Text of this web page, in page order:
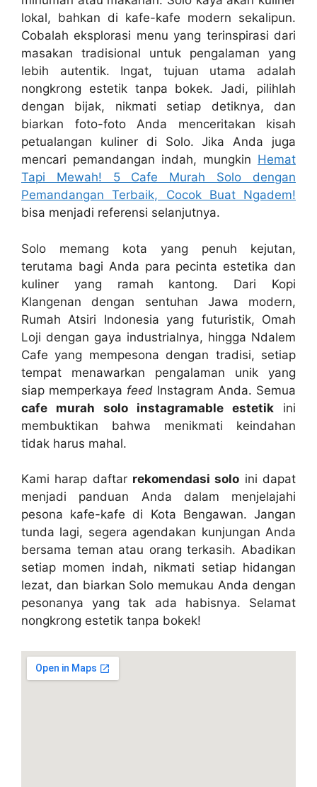
lokal, bahkan di kafe-kafe modern sekalipun.
Cobalah eksplorasi menu yang terinspirasi dari
masakan tradisional untuk pengalaman yang
lebih autentik. Ingat, tujuan utama adalah
nongkrong estetik tanpa bokek. Jadi, pilihlah
dengan bijak, nikmati setiap detiknya, dan
biarkan foto-foto Anda menceritakan kisah
petualangan kuliner di Solo. Jika Anda juga
mencari pemandangan indah, mungkin Hemat
Tapi Mewah! 5 Cafe Murah Solo dengan
Pemandangan Terbaik, Cocok Buat Ngadem!
bisa menjadi referensi selanjutnya.
Solo memang kota yang penuh kejutan,
terutama bagi Anda para pecinta estetika dan
kuliner yang ramah kantong. Dari Kopi
Klangenan dengan sentuhan Jawa modern,
Rumah Atsiri Indonesia yang futuristik, Omah
Loji dengan gaya industrialnya, hingga Ndalem
Cafe yang mempesona dengan tradisi, setiap
tempat menawarkan pengalaman unik yang
siap memperkaya feed Instagram Anda. Semua
cafe murah solo instagramable estetik ini
membuktikan bahwa menikmati keindahan
tidak harus mahal.
Kami harap daftar rekomendasi solo ini dapat
menjadi panduan Anda dalam menjelajahi
pesona kafe-kafe di Kota Bengawan. Jangan
tunda lagi, segera agendakan kunjungan Anda
bersama teman atau orang terkasih. Abadikan
setiap momen indah, nikmati setiap hidangan
lezat, dan biarkan Solo memukau Anda dengan
pesonanya yang tak ada habisnya. Selamat
nongkrong estetik tanpa bokek!